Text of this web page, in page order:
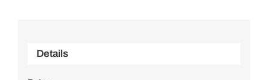
Details